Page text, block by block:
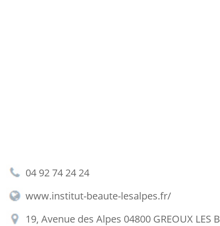
04 92 74 24 24
www.institut-beaute-lesalpes.fr/
19, Avenue des Alpes 04800 GREOUX LES